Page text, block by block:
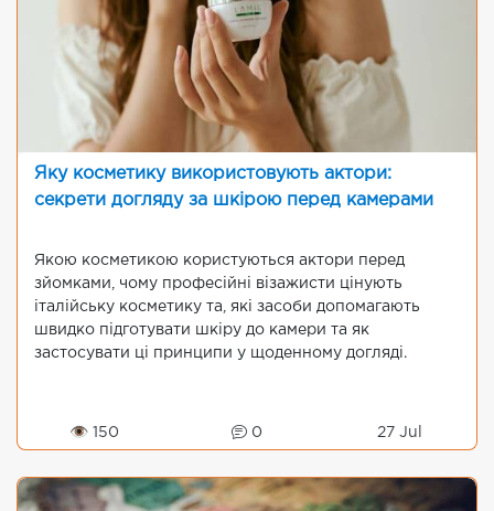
Яку косметику використовують актори:
секрети догляду за шкірою перед камерами
Якою косметикою користуються актори перед
зйомками, чому професійні візажисти цінують
італійську косметику та, які засоби допомагають
швидко підготувати шкіру до камери та як
застосувати ці принципи у щоденному догляді.
👁 150 0 27 Jul